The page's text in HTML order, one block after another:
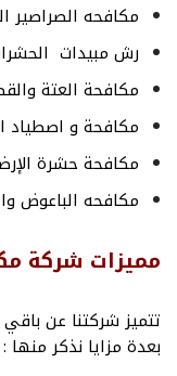
مكافحه الصراصير
رش مبيدات
مكافحة العتة
مكافحة و اصطياد
مكافحة حشرة
مكافحه الباعوض
مميزات شركة
تتميز شركتنا عن
بعدة مزايا نذكر منها :